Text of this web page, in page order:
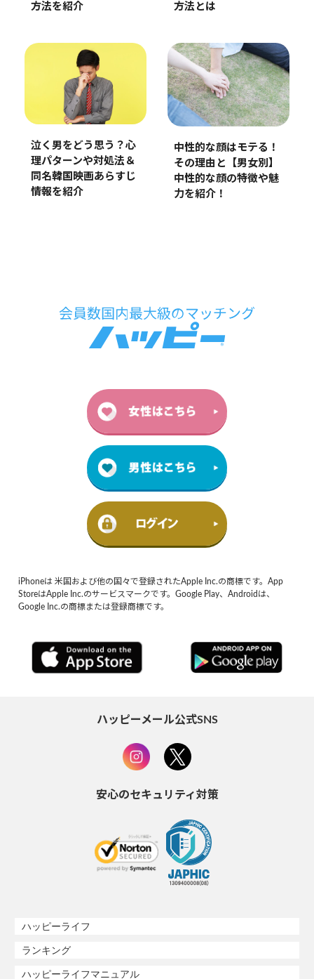
方法を紹介
方法とは
泣く男をどう思う？心
理パターンや対処法＆
同名韓国映画あらすじ
情報を紹介
中性的な顔はモテる！
その理由と【男女別】
中性的な顔の特徴や魅
力を紹介！
iPhoneは 米国および他の国々で登録されたApple Inc.の商標です。App
StoreはApple Inc.のサービスマークです。Google Play、Androidは、
Google Inc.の商標または登録商標です。
ハッピーメール公式SNS
安心のセキュリティ対策
ハッピーライフ
ランキング
ハッピーライフマニュアル